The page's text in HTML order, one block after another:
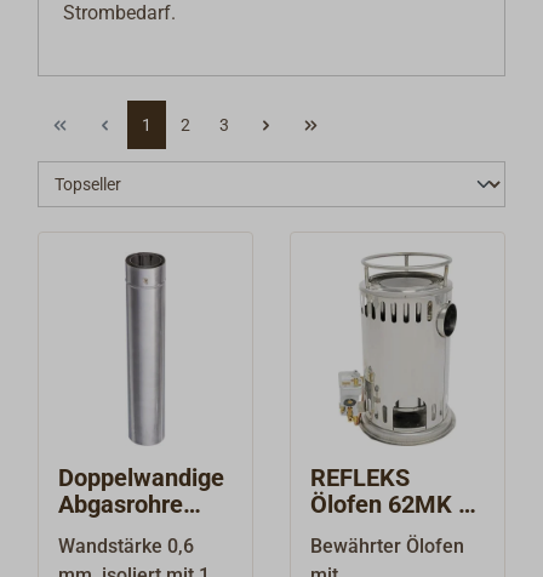
Strombedarf.
1 2 3
Doppelwandige
Abgasrohre
REFLEKS
Wandstärke 0,6
REFLEKS
Ölofen 62MK /
62MK-C
Bewährter Ölofen